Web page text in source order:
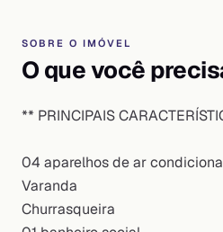
SOBRE O IMÓVEL
O que você
** PRINCIPAIS
04 aparelhos de ar
Varanda
Churrasqueira